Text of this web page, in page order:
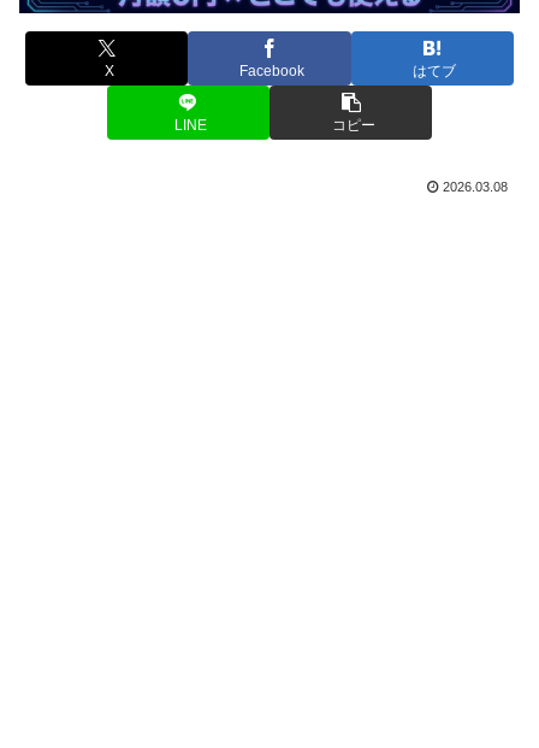
X Facebook はてブ
LINE コピー
2026.03.08